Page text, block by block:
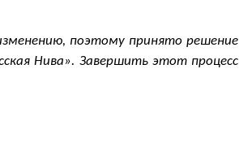
поэтому принято решение
Нива». Завершить этот процесс